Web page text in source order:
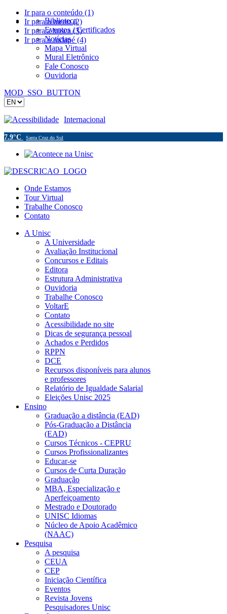
Ir para o conteúdo (1)
Ir para o menu (2)
Ir para a busca (3)
Ir para o rodapé (4)
Biblioteca
Eventos / Certificados
Notícias
Mapa Virtual
Mural Eletrônico
Fale Conosco
Ouvidoria
MOD_SSO_BUTTON
Acessibilidade Internacional
7.9°C Santa Cruz do Sul
Onde Estamos
Tour Virtual
Trabalhe Conosco
Contato
A Unisc
A Universidade
Avaliação Institucional
Concursos e Editais
Editora
Estrutura Administrativa
Ouvidoria
Trabalhe Conosco
VoltarE
Contato
Acessibilidade no site
Dicas de segurança pessoal
Achados e Perdidos
RPPN
DCE
Recursos disponíveis para alunos
e professores
Relatório de Igualdade Salarial
Eleições Unisc 2025
Ensino
Graduação a distância (EAD)
Pós-Graduação a Distância
(EAD)
Cursos Técnicos - CEPRU
Cursos Profissionalizantes
Educar-se
Cursos de Curta Duração
Graduação
MBA, Especialização e
Aperfeiçoamento
Mestrado e Doutorado
UNISC Idiomas
Núcleo de Apoio Acadêmico
(NAAC)
Pesquisa
A pesquisa
CEUA
CEP
Iniciação Científica
Eventos
Revista Jovens
Pesquisadores Unisc